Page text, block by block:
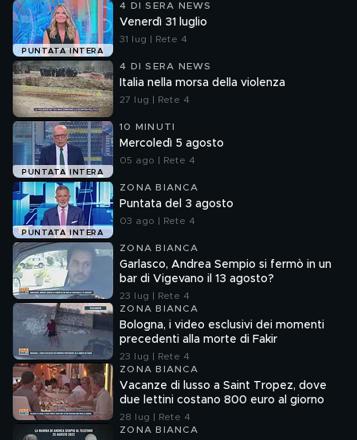
PUNTATA INTERA
4 DI SERA NEWS
Venerdì 31 luglio
31 lug | Rete 4
4 DI SERA NEWS
Italia nella morsa della violenza
27 lug | Rete 4
PUNTATA INTERA
10 MINUTI
Mercoledì 5 agosto
05 ago | Rete 4
PUNTATA INTERA
ZONA BIANCA
Puntata del 3 agosto
03 ago | Rete 4
ZONA BIANCA
Garlasco, Andrea Sempio si fermò in un
bar di Vigevano il 13 agosto?
23 lug | Rete 4
ZONA BIANCA
Bologna, i video esclusivi dei momenti
precedenti alla morte di Fakir
23 lug | Rete 4
ZONA BIANCA
Vacanze di lusso a Saint Tropez, dove
due lettini costano 800 euro al giorno
28 lug | Rete 4
ZONA BIANCA